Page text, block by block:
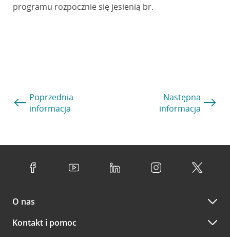
programu rozpocznie się jesienią br.
Poprzednia
informacja
Następna
informacja
O nas
Kontakt i pomoc